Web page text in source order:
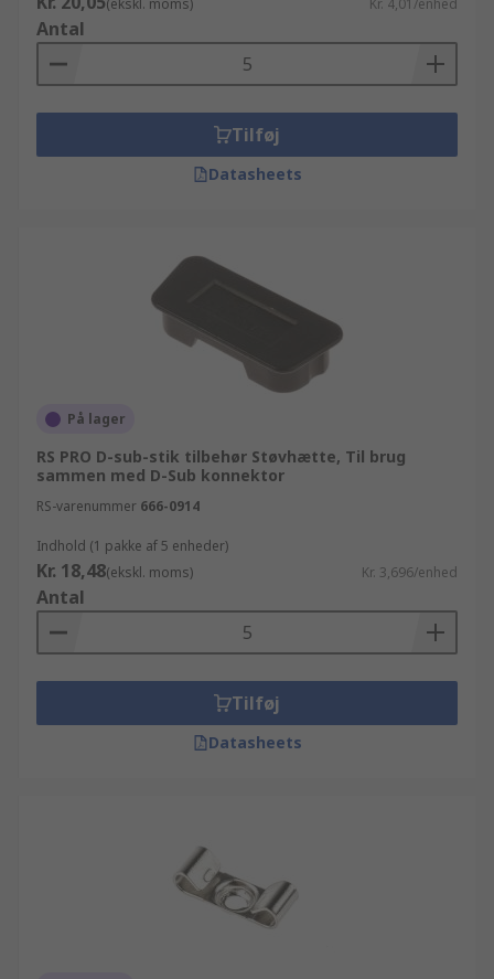
(ekskl. moms) Kr. 4,01/enhed
Antal
Tilføj
Datasheets
På lager
RS PRO D-sub-stik tilbehør Støvhætte, Til brug
sammen med D-Sub konnektor
RS-varenummer 666-0914
Indhold (1 pakke af 5 enheder)
Kr. 18,48(ekskl. moms) Kr. 3,696/enhed
Antal
Tilføj
Datasheets